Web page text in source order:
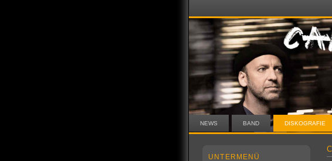
NEWS BAND DISKOGRAFIE
UNTERMENÜ